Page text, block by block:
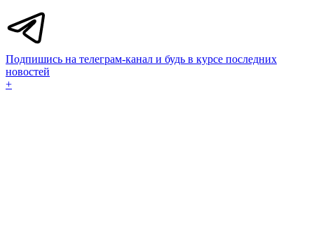
Подпишись на телеграм-канал и будь в курсе последних
новостей
+